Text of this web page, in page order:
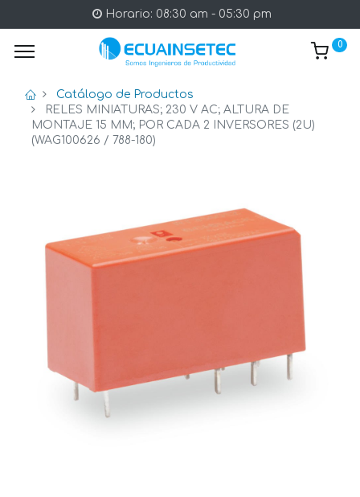
Horario: 08:30 am - 05:30 pm
0
Catálogo de Productos
RELES MINIATURAS; 230 V AC; ALTURA DE
MONTAJE 15 MM; POR CADA 2 INVERSORES (2U)
(WAG100626 / 788-180)